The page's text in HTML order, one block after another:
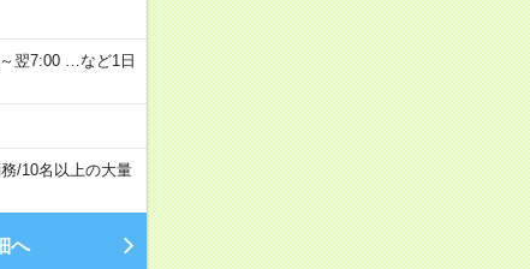
翌7:00 …など1日
/10名以上の大量
へ